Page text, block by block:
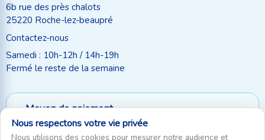
6b rue des près chalots
25220 Roche-lez-beaupré
Contactez-nous
Samedi : 10h-12h / 14h-19h
Fermé le reste de la semaine
Moyen de paiement
Suivez-nous
Nous respectons votre vie privée
Nous utilisons des cookies pour mesurer notre audience et